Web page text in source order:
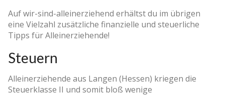
Auf wir-sind-alleinerziehend erhältst du im übrigen
eine Vielzahl zusätzliche finanzielle und steuerliche
Tipps für Alleinerziehende!
Steuern
Alleinerziehende aus Langen (Hessen) kriegen die
Steuerklasse II und somit bloß wenige